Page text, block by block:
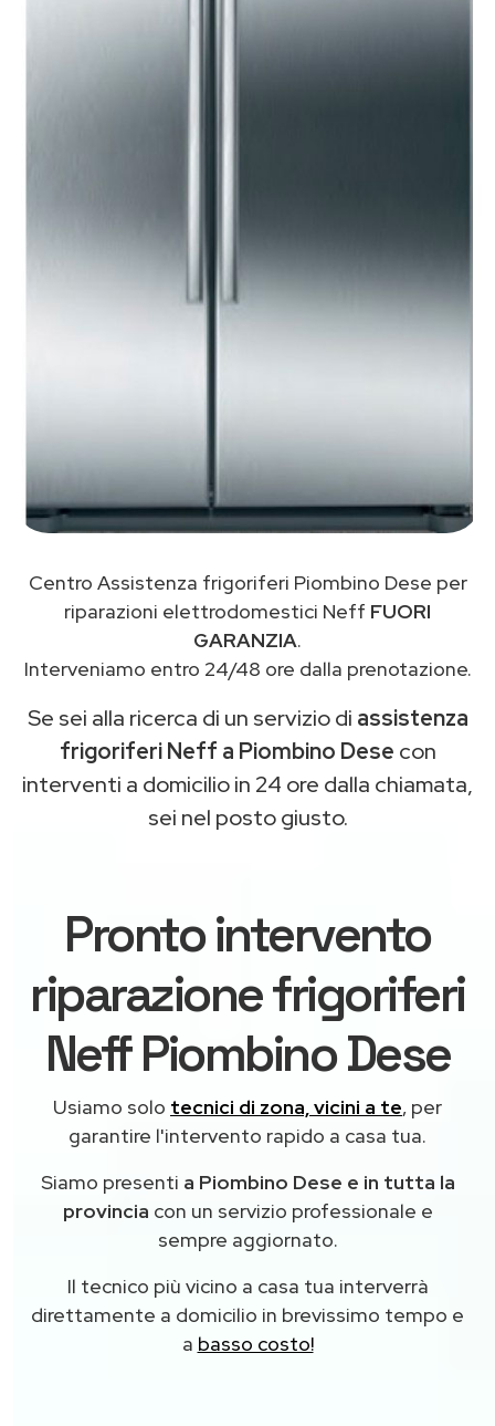
Centro Assistenza frigoriferi Piombino Dese per
riparazioni elettrodomestici Neff FUORI
GARANZIA.
Interveniamo entro 24/48 ore dalla prenotazione.
Se sei alla ricerca di un servizio di assistenza
frigoriferi Neff a Piombino Dese con
interventi a domicilio in 24 ore dalla chiamata,
sei nel posto giusto.
Pronto intervento
riparazione frigoriferi
Neff Piombino Dese
Usiamo solo tecnici di zona, vicini a te, per
garantire l'intervento rapido a casa tua.
Siamo presenti a Piombino Dese e in tutta la
provincia con un servizio professionale e
sempre aggiornato.
Il tecnico più vicino a casa tua interverrà
direttamente a domicilio in brevissimo tempo e
a basso costo!